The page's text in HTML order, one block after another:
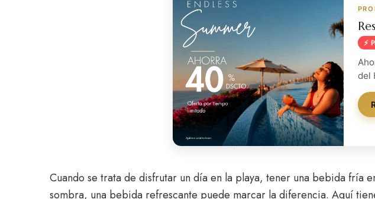
⚡
del
Cuando se trata de disfrutar un día en la playa, tener una bebida fría
sombra, una bebida refrescante puede marcar la diferencia. Aquí